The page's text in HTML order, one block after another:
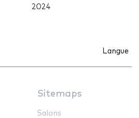
2024
Langue
Sitemaps
Salons